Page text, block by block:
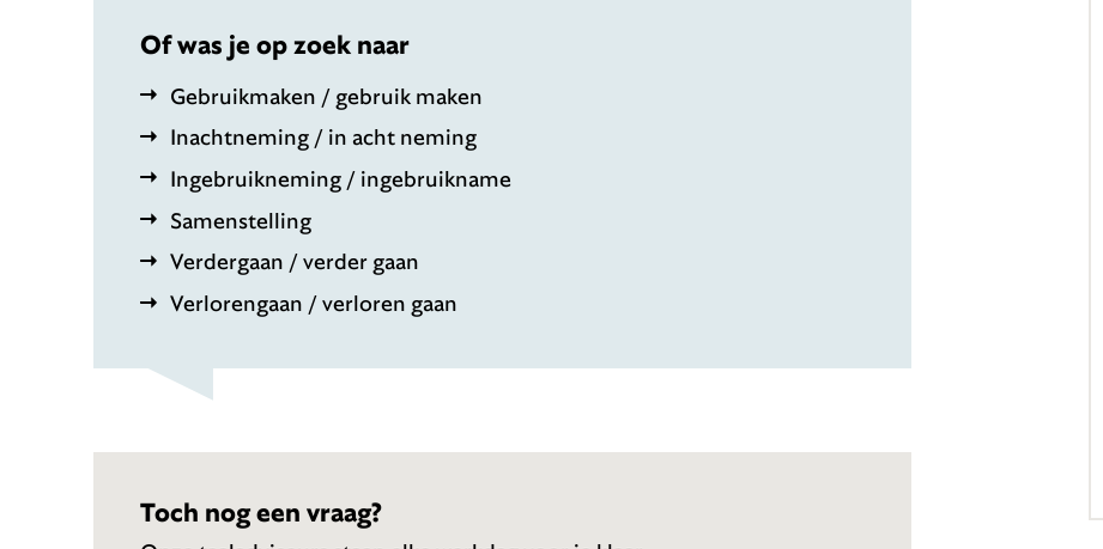
Of was je op zoek naar
Gebruikmaken / gebruik maken
Inachtneming / in acht neming
Ingebruikneming / ingebruikname
Samenstelling
Verdergaan / verder gaan
Verlorengaan / verloren gaan
Toch nog een vraag?